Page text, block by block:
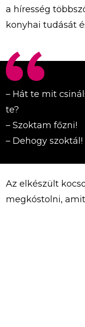
a híresség
konyhai tudását
– Hát te mit
te?
– Szoktam főzni!
– Dehogy szoktál!
Az elkészült
megkóstolni,